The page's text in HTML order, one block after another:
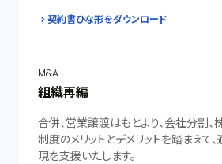
契約書ひな形をダウンロード
M&A
組織再編
合併、営業譲渡はもとより、会社分割
制度のメリットとデメリットを踏まえて
現を支援いたします。